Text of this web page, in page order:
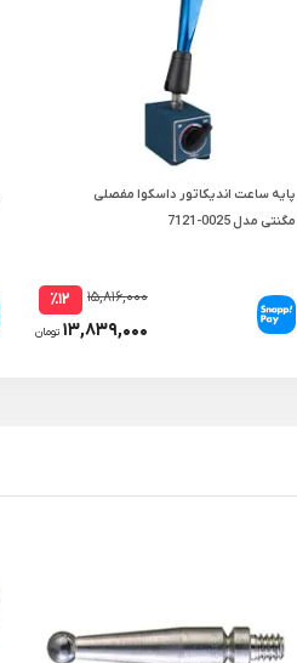
پایه ساعت اندیکاتور داسکوا مفصلی
مگنتی مدل 0025-7121
۱۵,۸۱۶,۰۰۰ ٪۱۲
۱۳,۸۳۹,۰۰۰ تومان